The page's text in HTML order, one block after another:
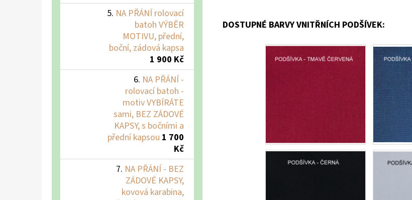
NA PŘÁNÍ rolovací
batoh VÝBĚR
MOTIVU, přední,
boční, zádová kapsa
1 900 Kč
NA PŘÁNÍ -
rolovací batoh -
motiv VYBÍRÁTE
sami, BEZ ZÁDOVÉ
KAPSY, s bočními a
přední kapsou 1 700
Kč
NA PŘÁNÍ - BEZ
ZÁDOVÉ KAPSY,
kovová karabina,
DOSTUPNÉ BARVY VNITŘNÍCH PODŠÍVEK: